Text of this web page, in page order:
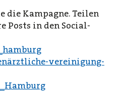
die Kampagne. Teilen
Posts in den Social-
vereinigung-